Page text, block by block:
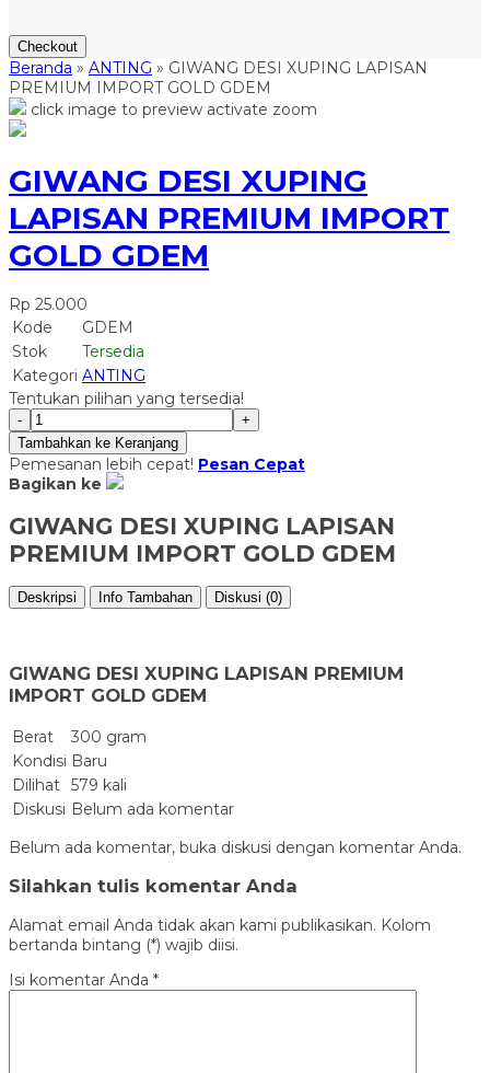
Checkout
Beranda » ANTING » GIWANG DESI XUPING LAPISAN
PREMIUM IMPORT GOLD GDEM
click image to preview activate zoom
GIWANG DESI XUPING
LAPISAN PREMIUM IMPORT
GOLD GDEM
Rp 25.000
Kode
GDEM
Stok
Tersedia
Kategori ANTING
Tentukan pilihan yang tersedia!
-
+
Tambahkan ke Keranjang
Pemesanan lebih cepat! Pesan Cepat
Bagikan ke
GIWANG DESI XUPING LAPISAN
PREMIUM IMPORT GOLD GDEM
Deskripsi Info Tambahan Diskusi (0)
GIWANG DESI XUPING LAPISAN PREMIUM
IMPORT GOLD GDEM
Berat
300 gram
Kondisi Baru
Dilihat 579 kali
Diskusi Belum ada komentar
Belum ada komentar, buka diskusi dengan komentar Anda.
Silahkan tulis komentar Anda
Alamat email Anda tidak akan kami publikasikan. Kolom
bertanda bintang (*) wajib diisi.
Isi komentar Anda *